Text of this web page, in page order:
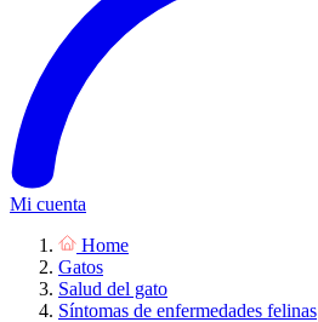
Mi cuenta
Home
Gatos
Salud del gato
Síntomas de enfermedades felinas